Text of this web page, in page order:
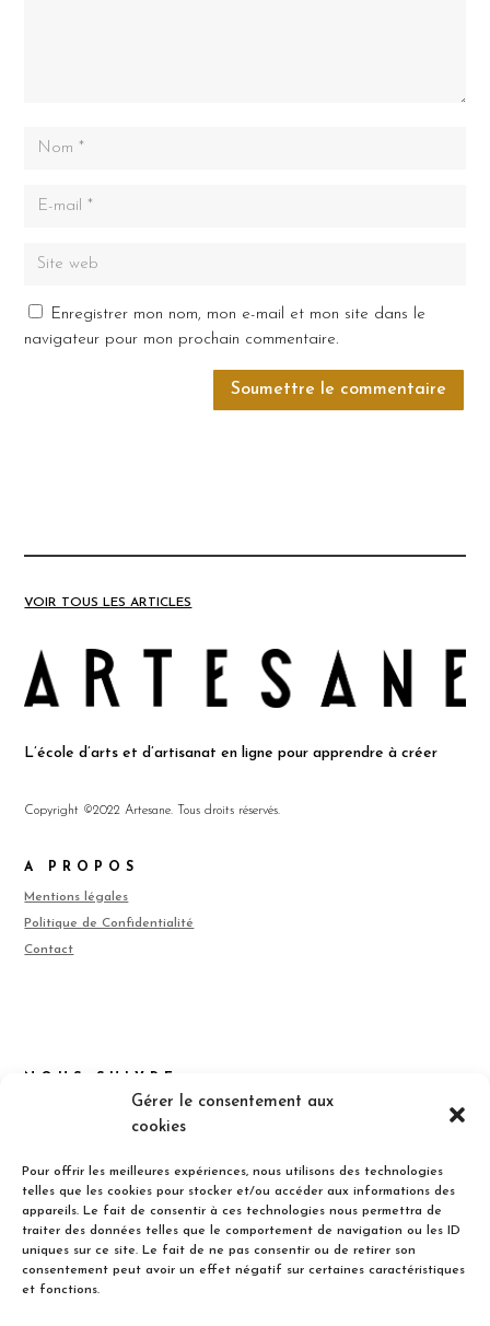
Gérer le consentement aux
cookies
Pour offrir les meilleures expériences, nous utilisons des technologies
telles que les cookies pour stocker et/ou accéder aux informations des
appareils. Le fait de consentir à ces technologies nous permettra de
traiter des données telles que le comportement de navigation ou les ID
uniques sur ce site. Le fait de ne pas consentir ou de retirer son
consentement peut avoir un effet négatif sur certaines caractéristiques
et fonctions.
Enregistrer mon nom, mon e-mail et mon site dans le
navigateur pour mon prochain commentaire.
Soumettre le commentaire
VOIR TOUS LES ARTICLES
L’école d’arts et d’artisanat en ligne pour apprendre à créer
Copyright ©2022 Artesane. Tous droits réservés.
A PROPOS
Mentions légales
Politique de Confidentialité
Contact
S’INSCRIRE
Inscrivez-vous pour être inform(é) des nouveaux articles